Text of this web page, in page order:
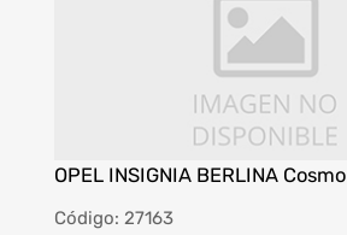
OPEL INSIGNIA BERLINA Cosmo
Código: 27163